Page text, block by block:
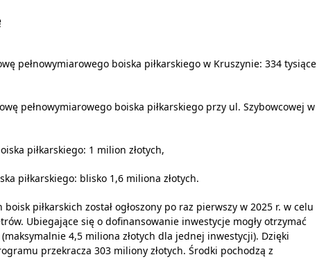
pełnowymiarowego boiska piłkarskiego w Kruszynie: 334 tysiące
pełnowymiarowego boiska piłkarskiego przy ul. Szybowcowej w
piłkarskiego: 1 milion złotych,
piłkarskiego: blisko 1,6 miliona złotych.
piłkarskich został ogłoszony po raz pierwszy w 2025 r. w celu
Ubiegające się o dofinansowanie inwestycje mogły otrzymać
4,5 miliona złotych dla jednej inwestycji). Dzięki
przekracza 303 miliony złotych. Środki pochodzą z